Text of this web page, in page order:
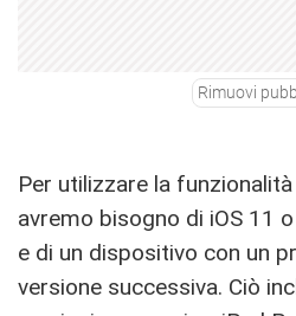
Rimuovi
Per utilizzare la
avremo bisogno di iOS 11
e di un dispositivo con un
versione successiva. Ciò